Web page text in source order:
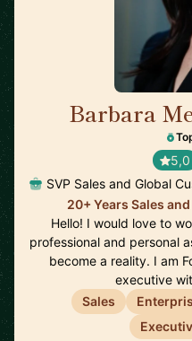
Barbara
5,0
SVP Sales and Global
20+ Years Sales
Hello! I would love to
professional and personal
become a reality. I am
executive
Sales